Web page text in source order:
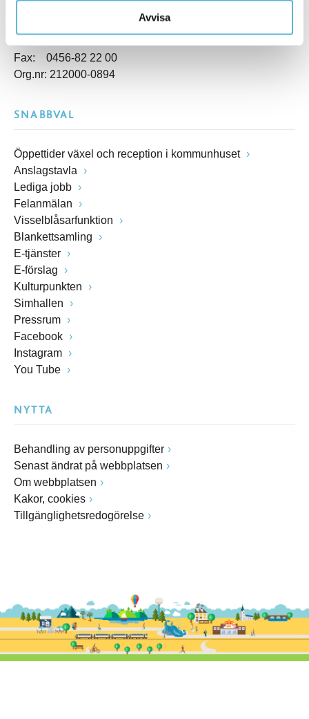
Avvisa
Fax: 0456-82 22 00
Org.nr: 212000-0894
SNABBVAL
Öppettider växel och reception i kommunhuset
Anslagstavla
Lediga jobb
Felanmälan
Visselblåsarfunktion
Blankettsamling
E-tjänster
E-förslag
Kulturpunkten
Simhallen
Pressrum
Facebook
Instagram
You Tube
NYTTA
Behandling av personuppgifter
Senast ändrat på webbplatsen
Om webbplatsen
Kakor, cookies
Tillgänglighetsredogörelse